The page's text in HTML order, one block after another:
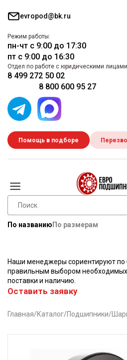
evropod@bk.ru
Режим работы:
пн-чт с 9:00 до 17:30
пт с 9:00 до 16:30
Отдел по работе с юридическими лицами
8 499 272 50 02
8 800 600 95 27
Помощь в подборе
По названию По размерам
Наши менеджеры сориентируют по
правильным выбором
поставки и наличию.
Оставить заявку
Главная/Каталог/Подшипники/